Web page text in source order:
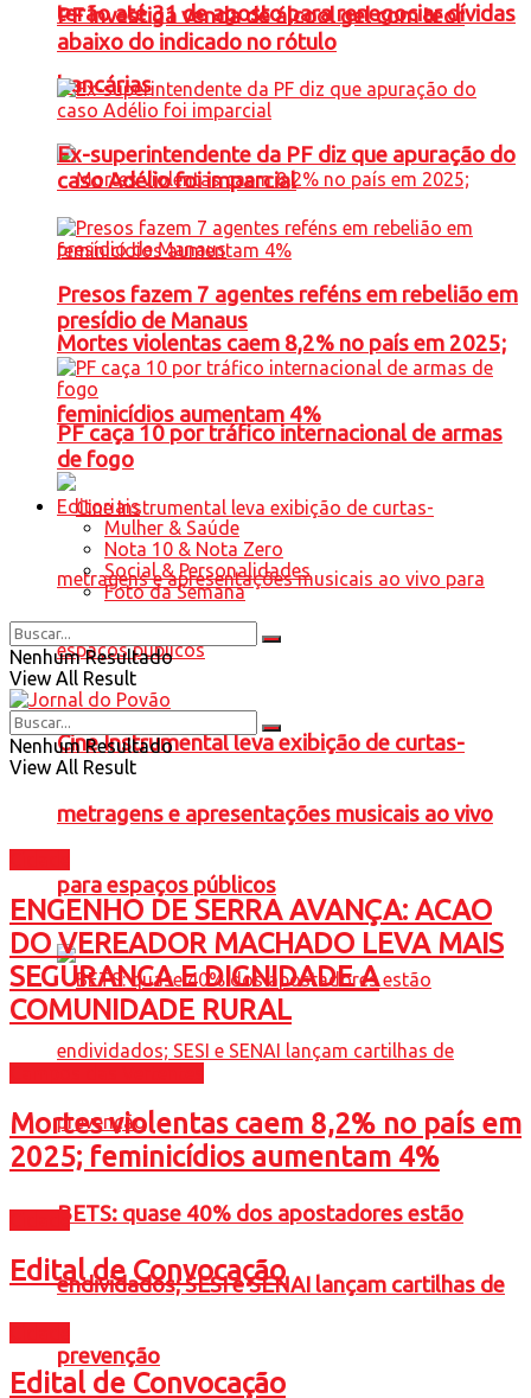
terão até 31 de agosto para renegociar dívidas
bancárias
Mortes violentas caem 8,2% no país em 2025;
feminicídios aumentam 4%
Cine Instrumental leva exibição de curtas-
metragens e apresentações musicais ao vivo
para espaços públicos
BETS: quase 40% dos apostadores estão
endividados; SESI e SENAI lançam cartilhas de
prevenção
PF investiga venda de álcool gel com teor
abaixo do indicado no rótulo
Ex-superintendente da PF diz que apuração do
caso Adélio foi imparcial
Presos fazem 7 agentes reféns em rebelião em
presídio de Manaus
PF caça 10 por tráfico internacional de armas
de fogo
Editoriais
Mulher & Saúde
Nota 10 & Nota Zero
Social & Personalidades
Foto da Semana
Nenhum Resultado
View All Result
Nenhum Resultado
View All Result
ENGENHO DE SERRA AVANÇA: ACAO
DO VEREADOR MACHADO LEVA MAIS
SEGURANCA E DIGNIDADE A
COMUNIDADE RURAL
Mortes violentas caem 8,2% no país em
2025; feminicídios aumentam 4%
Edital de Convocação
Edital de Convocação